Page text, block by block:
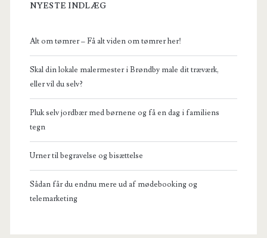
NYESTE INDLÆG
Alt om tømrer – Få alt viden om tømrer her!
Skal din lokale malermester i Brøndby male dit træværk,
eller vil du selv?
Pluk selv jordbær med børnene og få en dag i familiens
tegn
Urner til begravelse og bisættelse
Sådan får du endnu mere ud af mødebooking og
telemarketing